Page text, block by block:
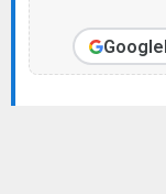
Google